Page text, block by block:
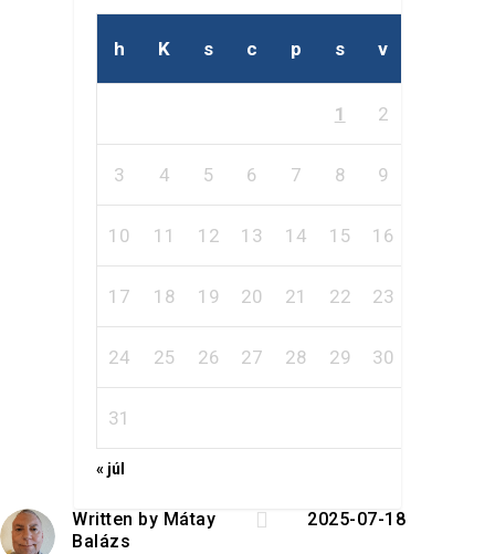
h K s c p s v
1 2
3 4 5 6 7 8 9
10 11 12 13 14 15 16
17 18 19 20 21 22 23
24 25 26 27 28 29 30
31
« júl
Written by Mátay
Balázs
 2025-07-18